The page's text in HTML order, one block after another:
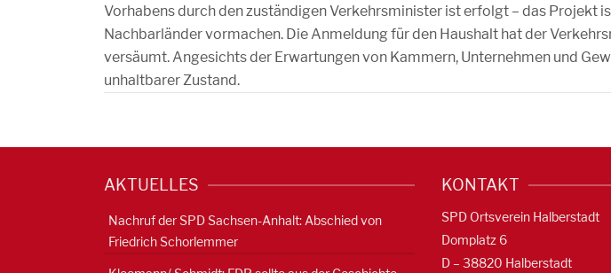
Vorhabens durch den zuständigen Verkehrsminister ist erfolgt – das Projekt
Nachbarländer vormachen. Die Anmeldung für den Haushalt hat der
versäumt. Angesichts der Erwartungen von Kammern, Unternehmen und
unhaltbarer Zustand.
AKTUELLES
Nachruf der SPD Sachsen-Anhalt: Abschied von
Friedrich Schorlemmer
KONTAKT
SPD Ortsverein Halberstadt
Domplatz 6
D – 38820 Halberstadt